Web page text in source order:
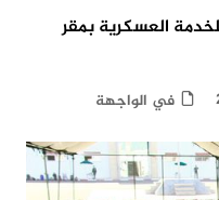
العسكرية بمقر
في الواجهة